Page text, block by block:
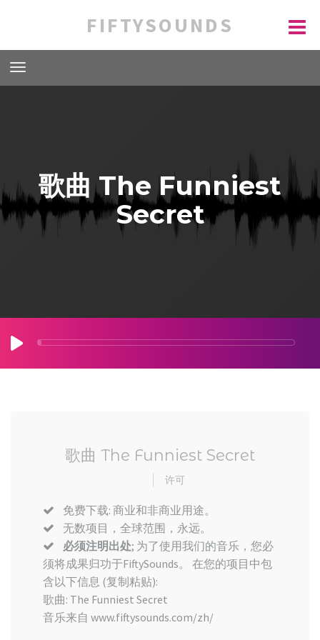
FIFTYSOUNDS
歌曲 The Funniest
Secret
歌曲 The Funniest Secret
许可
免费下载: 商业和非商业用途。
无数项目，全球范围，永远。
必须注明出处; 为了使用我们的音乐，您必
须将成果归功于FiftySounds。 在您的项目中包
含以下信息 (复制粘贴):
歌曲: The Funniest Secret
音乐来自 www.fiftysounds.com/zh/